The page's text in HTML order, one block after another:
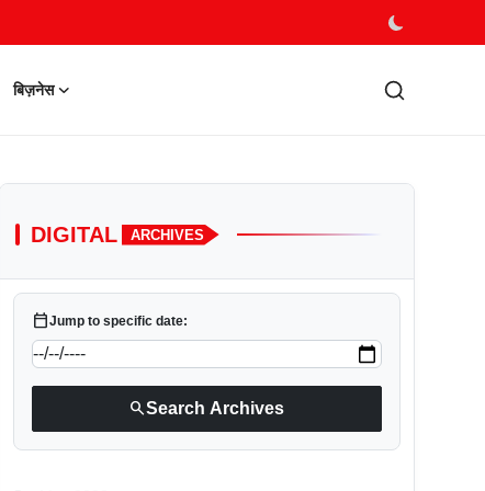
बिज़नेस
DIGITAL ARCHIVES
calendar_todayJump to specific date:
searchSearch Archives